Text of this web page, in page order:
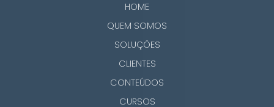
HOME
QUEM SOMOS
SOLUÇÕES
CLIENTES
CONTEÚDOS
CURSOS